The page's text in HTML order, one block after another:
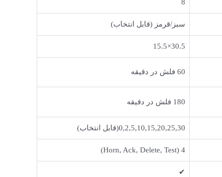
8
سبز/قرمز (قابل انتخاب)
30.5×15.5
60 فلش در دقیقه
180 فلش در دقیقه
0,2,5,10,15,20,25,30(قابل انتخاب)
4 (Horn, Ack, Delete, Test)
✔